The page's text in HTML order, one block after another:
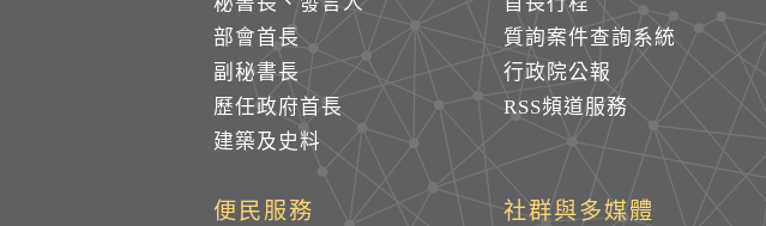
部會首長
副秘書長
歷任政府首長
建築及史料
質詢案件查詢系統
行政院公報
RSS頻道服務
便民服務 社群與多媒體